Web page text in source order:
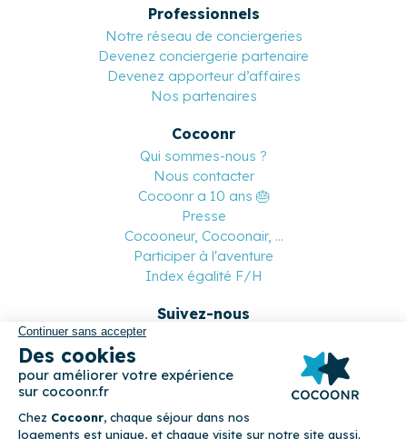
Professionnels
Notre réseau de conciergeries
Devenez conciergerie partenaire
Devenez apporteur d’affaires
Nos partenaires
Cocoonr
Qui sommes-nous ?
Nous contacter
Cocoonr a 10 ans 🎂
Presse
Cocooneur, Cocoonair, ...
Participer à l'aventure
Index égalité F/H
Suivez-nous